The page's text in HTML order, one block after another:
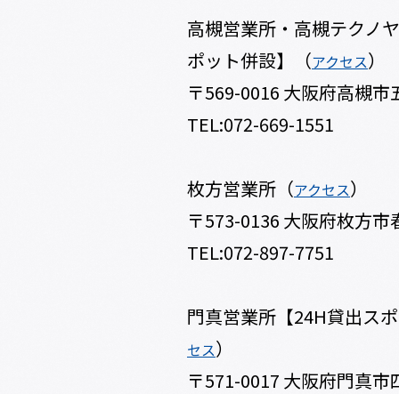
高槻営業所・高槻テクノ
ポット併設】（アクセス）
〒569-0016 大阪府高槻市
TEL:072-669-1551
枚方営業所（アクセス）
〒573-0136 大阪府枚方
TEL:072-897-7751
門真営業所【24H貸出ス
セス）
〒571-0017 大阪府門真市